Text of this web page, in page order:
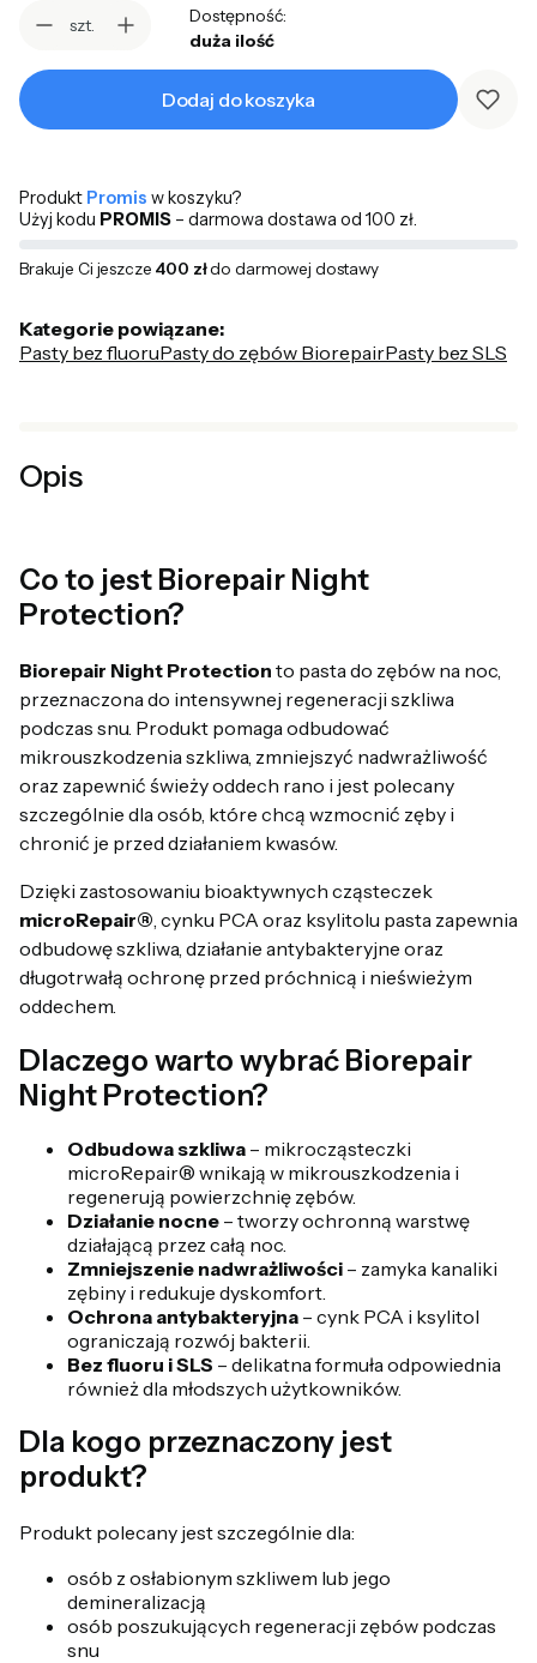
szt.
Dostępność:
duża ilość
Dodaj do koszyka
Produkt Promis w koszyku?
Użyj kodu PROMIS – darmowa dostawa od 100 zł.
Brakuje Ci jeszcze 400 złdo darmowej dostawy
Kategorie powiązane:
Pasty bez fluoruPasty do zębów BiorepairPasty bez SLS
Opis
Co to jest Biorepair Night
Protection?
Biorepair Night Protection to pasta do zębów na noc,
przeznaczona do intensywnej regeneracji szkliwa
podczas snu. Produkt pomaga odbudować
mikrouszkodzenia szkliwa, zmniejszyć nadwrażliwość
oraz zapewnić świeży oddech rano i jest polecany
szczególnie dla osób, które chcą wzmocnić zęby i
chronić je przed działaniem kwasów.
Dzięki zastosowaniu bioaktywnych cząsteczek
microRepair® , cynku PCA oraz ksylitolu pasta zapewnia
odbudowę szkliwa, działanie antybakteryjne oraz
długotrwałą ochronę przed próchnicą i nieświeżym
oddechem.
Dlaczego warto wybrać Biorepair
Night Protection?
Odbudowa szkliwa – mikrocząsteczki
microRepair® wnikają w mikrouszkodzenia i
regenerują powierzchnię zębów.
Działanie nocne – tworzy ochronną warstwę
działającą przez całą noc.
Zmniejszenie nadwrażliwości – zamyka kanaliki
zębiny i redukuje dyskomfort.
Ochrona antybakteryjna – cynk PCA i ksylitol
ograniczają rozwój bakterii.
Bez fluoru i SLS – delikatna formuła odpowiednia
również dla młodszych użytkowników.
Dla kogo przeznaczony jest
produkt?
Produkt polecany jest szczególnie dla:
osób z osłabionym szkliwem lub jego
demineralizacją
osób poszukujących regeneracji zębów podczas
snu